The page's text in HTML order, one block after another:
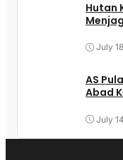
Hutan
July
AS
Abad
July